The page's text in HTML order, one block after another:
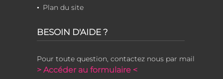
Plan du site
BESOIN D'AIDE ?
Pour toute question, contactez nous par mail
> Accéder au formulaire <